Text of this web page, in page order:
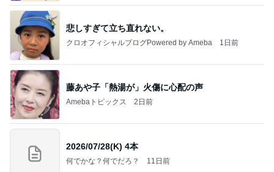
悲しすぎて立ち直れない。
クロオフィシャルブログPowered by Ameba 1日前
藤あや子「熱湯が」火傷に心配の声
Amebaトピックス 2日前
2026/07/28(K) 4本
何でかな？何でだろ？ 11日前